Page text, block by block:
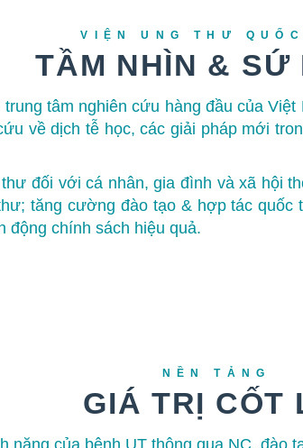
VIỆN UNG THƯ
TẦM NHÌN & SỨ
tâm nghiên cứu hàng đầu của
về dịch tễ học, các giải pháp mới
đối với cá nhân, gia đình và xã hội
tăng cường đào tạo & hợp tác
động chính sách hiệu quả.
NỀN TẢNG
GIÁ TRỊ CỐT